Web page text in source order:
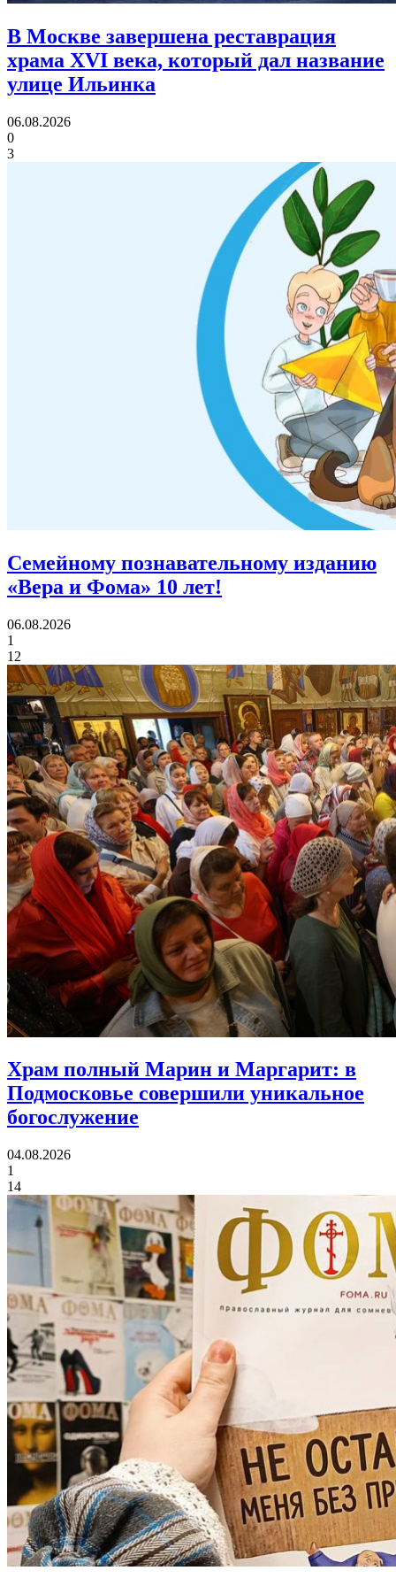
В Москве завершена реставрация
храма XVI века, который дал название
улице Ильинка
06.08.2026
0
3
Семейному познавательному изданию
«Вера и Фома» 10 лет!
06.08.2026
1
12
Храм полный Марин и Маргарит: в
Подмосковье совершили уникальное
богослужение
04.08.2026
1
14